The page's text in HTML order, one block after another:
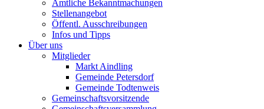
Amtliche Bekanntmachungen
Stellenangebot
Öffentl. Ausschreibungen
Infos und Tipps
Über uns
Mitglieder
Markt Aindling
Gemeinde Petersdorf
Gemeinde Todtenweis
Gemeinschaftsvorsitzende